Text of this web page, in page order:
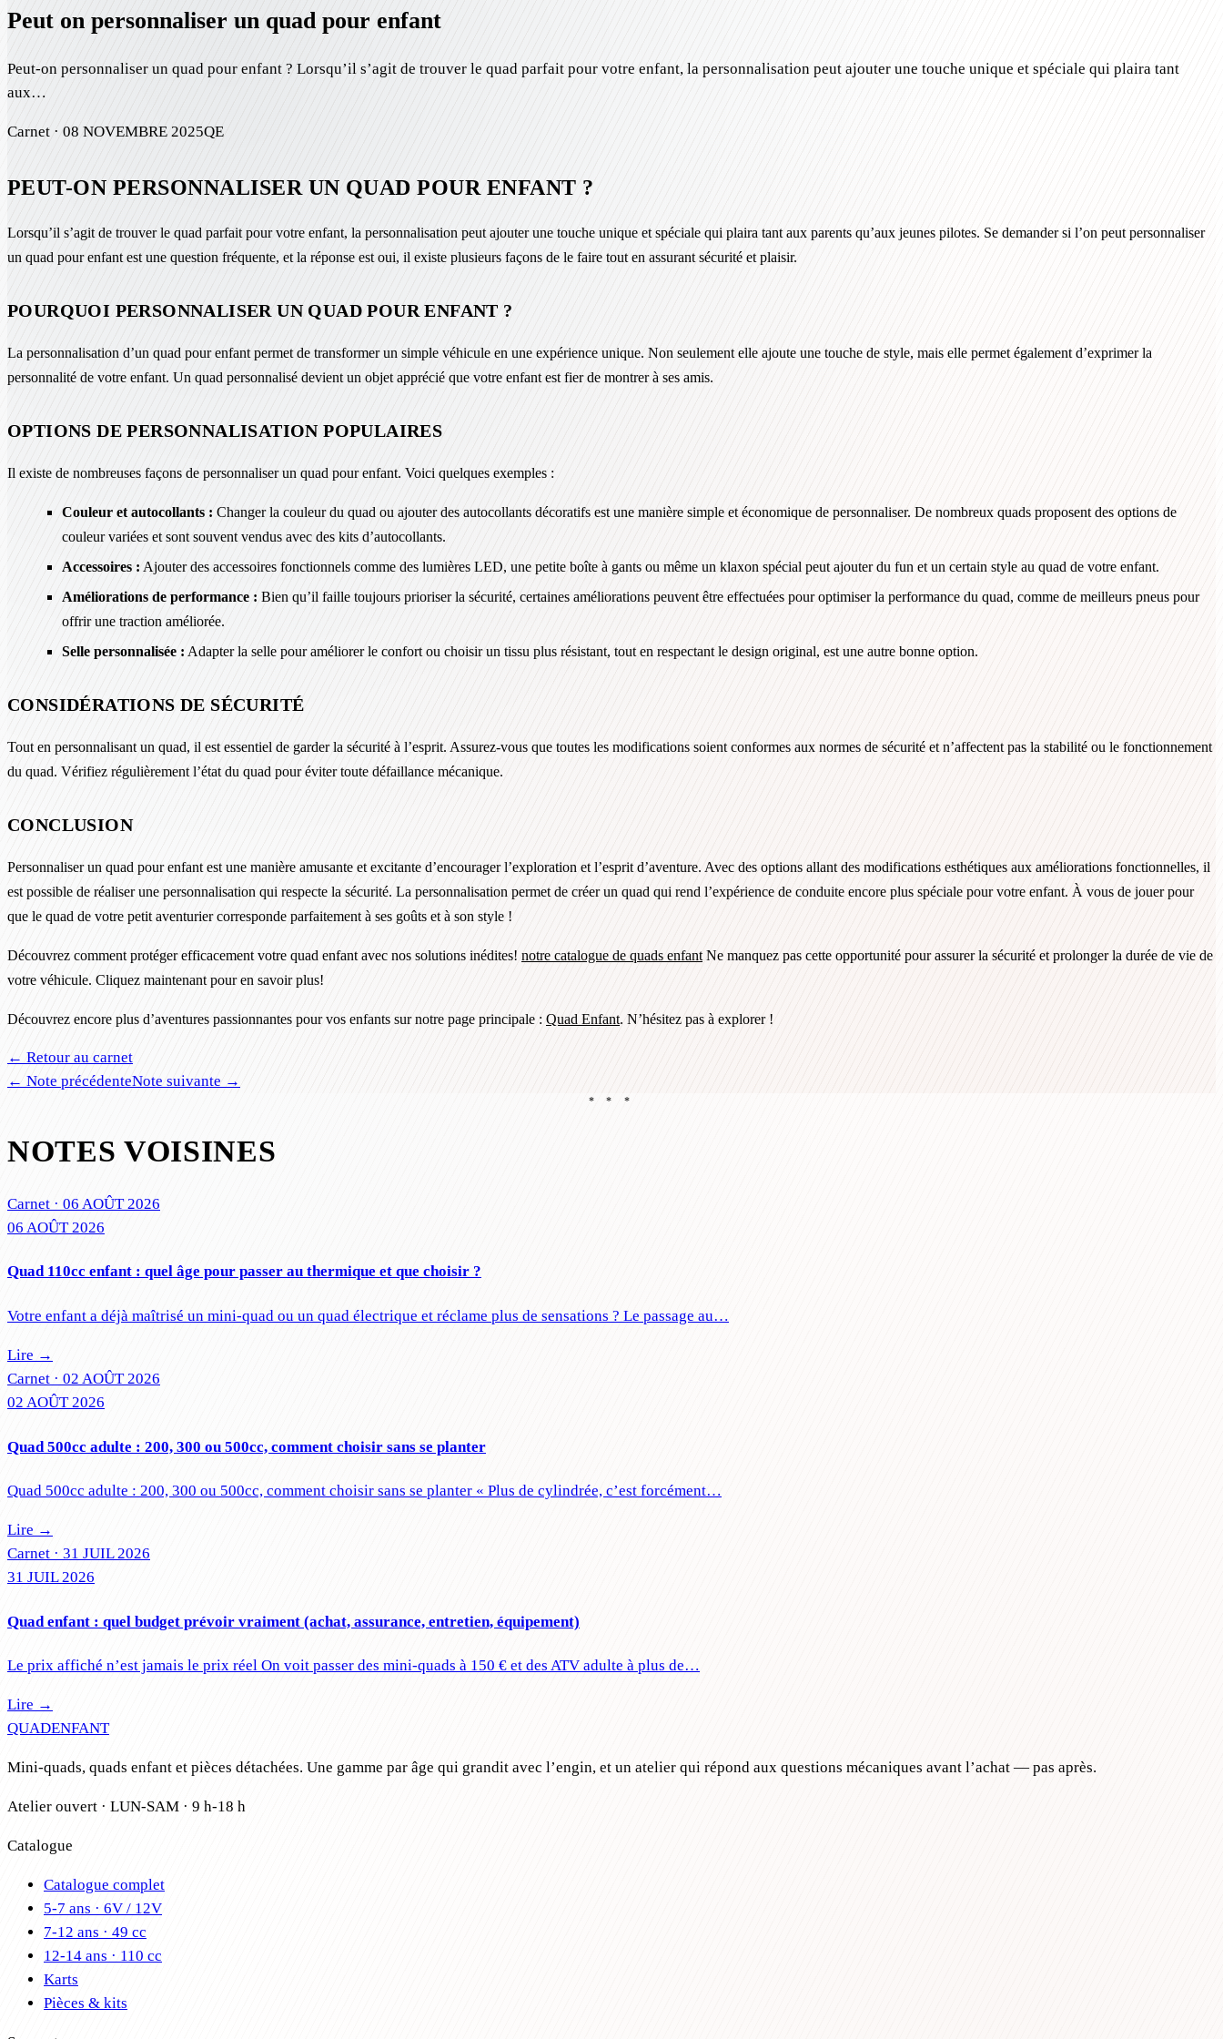
Peut on personnaliser un quad pour enfant
Peut-on personnaliser un quad pour enfant ? Lorsqu’il s’agit de trouver le quad parfait pour votre enfant, la personnalisation peut ajouter une touche unique et spéciale qui plaira tant
aux…
Carnet · 08 NOVEMBRE 2025QE
PEUT-ON PERSONNALISER UN QUAD POUR ENFANT ?
Lorsqu’il s’agit de trouver le quad parfait pour votre enfant, la personnalisation peut ajouter une touche unique et spéciale qui plaira tant aux parents qu’aux jeunes pilotes. Se demander si l’on peut personnaliser
un quad pour enfant est une question fréquente, et la réponse est oui, il existe plusieurs façons de le faire tout en assurant sécurité et plaisir.
POURQUOI PERSONNALISER UN QUAD POUR ENFANT ?
La personnalisation d’un quad pour enfant permet de transformer un simple véhicule en une expérience unique. Non seulement elle ajoute une touche de style, mais elle permet également d’exprimer la
personnalité de votre enfant. Un quad personnalisé devient un objet apprécié que votre enfant est fier de montrer à ses amis.
OPTIONS DE PERSONNALISATION POPULAIRES
Il existe de nombreuses façons de personnaliser un quad pour enfant. Voici quelques exemples :
Couleur et autocollants : Changer la couleur du quad ou ajouter des autocollants décoratifs est une manière simple et économique de personnaliser. De nombreux quads proposent des options de
couleur variées et sont souvent vendus avec des kits d’autocollants.
Accessoires : Ajouter des accessoires fonctionnels comme des lumières LED, une petite boîte à gants ou même un klaxon spécial peut ajouter du fun et un certain style au quad de votre enfant.
Améliorations de performance : Bien qu’il faille toujours prioriser la sécurité, certaines améliorations peuvent être effectuées pour optimiser la performance du quad, comme de meilleurs pneus pour
offrir une traction améliorée.
Selle personnalisée : Adapter la selle pour améliorer le confort ou choisir un tissu plus résistant, tout en respectant le design original, est une autre bonne option.
CONSIDÉRATIONS DE SÉCURITÉ
Tout en personnalisant un quad, il est essentiel de garder la sécurité à l’esprit. Assurez-vous que toutes les modifications soient conformes aux normes de sécurité et n’affectent pas la stabilité ou le fonctionnement
du quad. Vérifiez régulièrement l’état du quad pour éviter toute défaillance mécanique.
CONCLUSION
Personnaliser un quad pour enfant est une manière amusante et excitante d’encourager l’exploration et l’esprit d’aventure. Avec des options allant des modifications esthétiques aux améliorations fonctionnelles, il
est possible de réaliser une personnalisation qui respecte la sécurité. La personnalisation permet de créer un quad qui rend l’expérience de conduite encore plus spéciale pour votre enfant. À vous de jouer pour
que le quad de votre petit aventurier corresponde parfaitement à ses goûts et à son style !
Découvrez comment protéger efficacement votre quad enfant avec nos solutions inédites! notre catalogue de quads enfant Ne manquez pas cette opportunité pour assurer la sécurité et prolonger la durée de vie de
votre véhicule. Cliquez maintenant pour en savoir plus!
Découvrez encore plus d’aventures passionnantes pour vos enfants sur notre page principale : Quad Enfant. N’hésitez pas à explorer !
← Retour au carnet
← Note précédenteNote suivante →
* * *
NOTES VOISINES
Carnet · 06 AOÛT 2026
06 AOÛT 2026
Quad 110cc enfant : quel âge pour passer au thermique et que choisir ?
Votre enfant a déjà maîtrisé un mini-quad ou un quad électrique et réclame plus de sensations ? Le passage au…
Lire →
Carnet · 02 AOÛT 2026
02 AOÛT 2026
Quad 500cc adulte : 200, 300 ou 500cc, comment choisir sans se planter
Quad 500cc adulte : 200, 300 ou 500cc, comment choisir sans se planter « Plus de cylindrée, c’est forcément…
Lire →
Carnet · 31 JUIL 2026
31 JUIL 2026
Quad enfant : quel budget prévoir vraiment (achat, assurance, entretien, équipement)
Le prix affiché n’est jamais le prix réel On voit passer des mini-quads à 150 € et des ATV adulte à plus de…
Lire →
QUADENFANT
Mini-quads, quads enfant et pièces détachées. Une gamme par âge qui grandit avec l’engin, et un atelier qui répond aux questions mécaniques avant l’achat — pas après.
Atelier ouvert · LUN-SAM · 9 h-18 h
Catalogue
Catalogue complet
5-7 ans · 6V / 12V
7-12 ans · 49 cc
12-14 ans · 110 cc
Karts
Pièces & kits